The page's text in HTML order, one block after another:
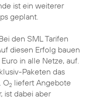
ist ein weiterer
geplant.
den SML Tarifen
diesen Erfolg bauen
in alle Netze, auf.
Paketen das
O2 liefert Angebote
ist dabei aber